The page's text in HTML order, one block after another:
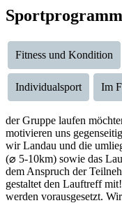
Fitness und Kondition
Individualsport Im
der Gruppe laufen
motivieren uns
wir Landau und die
(⌀ 5-10km) sowie das
dem Anspruch der
gestaltet den Lauftreff
werden vorausgesetzt.